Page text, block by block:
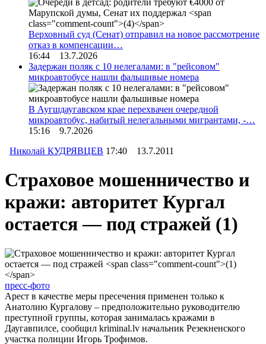
Верховный суд (Сенат) отправил на новое рассмотрение
отказ в компенсации…
16:44 13.7.2026
Задержан поляк с 10 нелегалами: в "рейсовом"
микроавтобусе нашли фальшивые номера
В Аугшдаугавском крае перехвачен очередной
микроавтобус, набитый нелегальными мигрантами, -…
15:16 9.7.2026
Николай КУДРЯВЦЕВ 17:40 13.7.2011
Страховое мошенничество и
кражи: авторитет Кургал
остается — под стражей (1)
пресс-фото
Арест в качестве меры пресечения применен только к
Анатолию Кургалову – предположительно руководителю
преступной группы, которая занималась кражами в
Даугавпилсе, сообщил kriminal.lv начальник Резекненского
участка полиции Игорь Трофимов.